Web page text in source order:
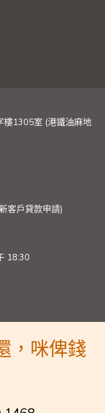
樓1305室 (港鐵油麻地
客戶貸款申請)
18:30
，咪俾錢